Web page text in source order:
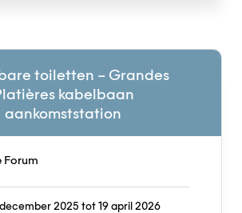
toiletten – Grandes
kabelbaan
aankomststation
Forum
2025 tot 19 april 2026